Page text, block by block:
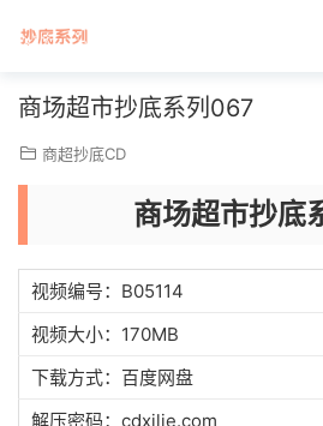
商场超市抄底系列067
商超抄底CD
商场超市抄底
视频编号：B05114
视频大小：170MB
下载方式：百度网盘
解压密码：cdxilie.com